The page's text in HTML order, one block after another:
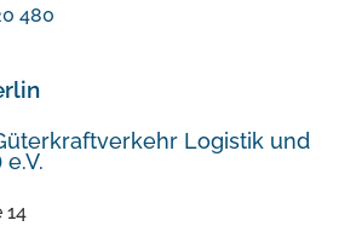
480
Logistik und
14